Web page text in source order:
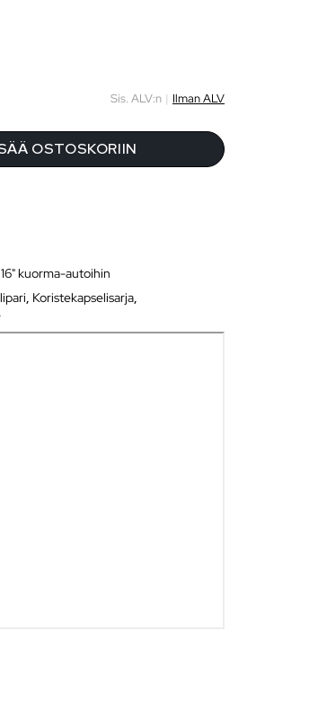
Sis. ALV:n | Ilman ALV
OSTOSKORIIN
kuorma-autoihin
Koristekapselisarja